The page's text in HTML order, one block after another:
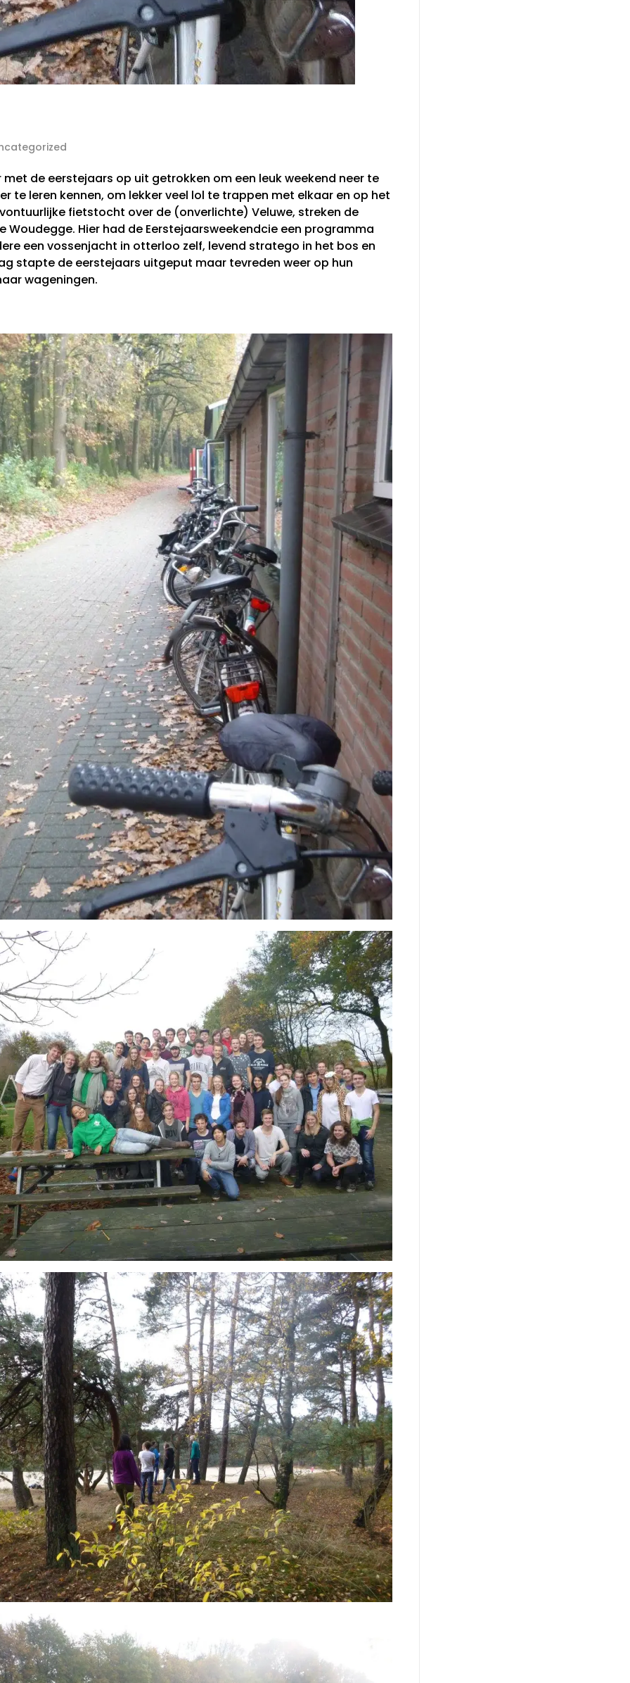
met de eerstejaars op uit getrokken om een leuk weekend neer te
te leren kennen, om lekker veel lol te trappen met elkaar en op het
fietstocht over de (onverlichte) Veluwe, streken de
Hier had de Eerstejaarsweekendcie een programma
een vossenjacht in otterloo zelf, levend stratego in het bos en
stapte de eerstejaars uitgeput maar tevreden weer op hun
wageningen.